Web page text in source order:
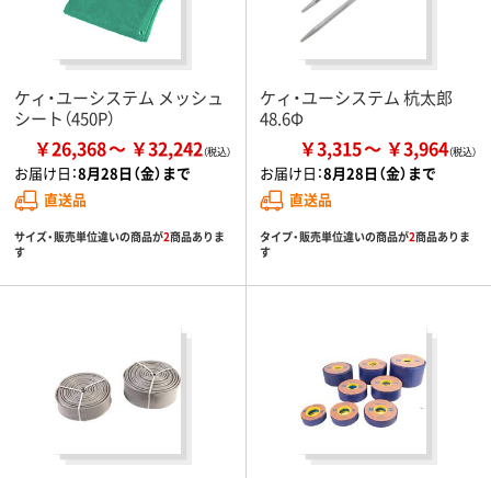
ケィ・ユーシステム メッシュ
シート（450P）
￥26,368 ￥32,242
お届け日：8月28日（金）まで
直送品
サイズ・販売単位違いの商品が2商品ありま
す
ケィ・ユーシステム 杭太郎
48.6Φ
￥3,315 ￥3,964
お届け日：8月28日（金）まで
直送品
タイプ・販売単位違いの商品が2商品ありま
す